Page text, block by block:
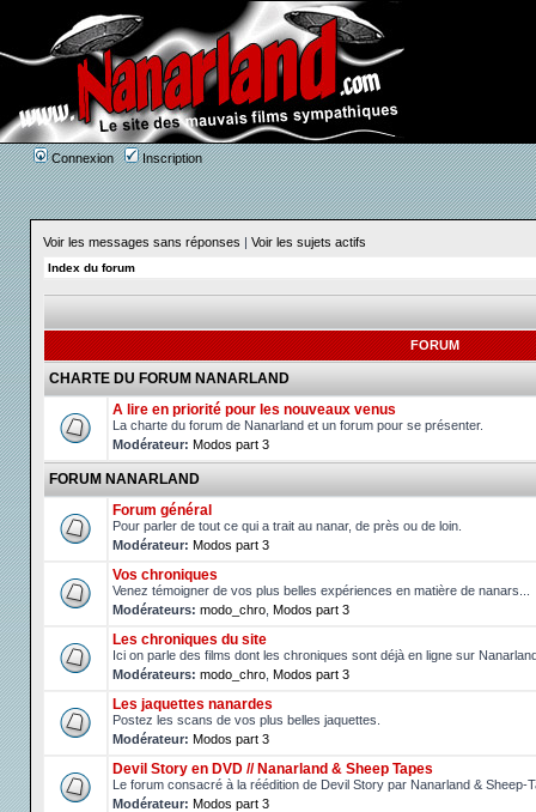
Connexion Inscription
Voir les messages sans réponses | Voir les sujets actifs
Index du forum
FORUM
CHARTE DU FORUM NANARLAND
A lire en priorité pour les nouveaux venus
La charte du forum de Nanarland et un forum pour se présenter.
Modérateur: Modos part 3
FORUM NANARLAND
Forum général
Pour parler de tout ce qui a trait au nanar, de près ou de loin.
Modérateur: Modos part 3
Vos chroniques
Venez témoigner de vos plus belles expériences en matière de nanars...
Modérateurs: modo_chro Modos part 3
Les chroniques du site
Ici on parle des films dont les chroniques sont déjà en ligne sur
Modérateurs: modo_chro Modos part 3
Les jaquettes nanardes
Postez les scans de vos plus belles jaquettes.
Modérateur: Modos part 3
Devil Story en DVD // Nanarland & Sheep Tapes
Le forum consacré à la réédition de Devil Story par Nanarland & Sheep-
Modérateur: Modos part 3